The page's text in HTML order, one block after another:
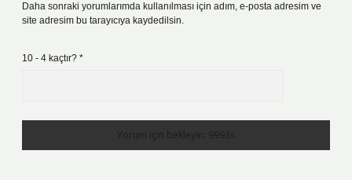
Daha sonraki yorumlarımda kullanılması için adım, e-posta adresim ve
site adresim bu tarayıcıya kaydedilsin.
10 - 4 kaçtır? *